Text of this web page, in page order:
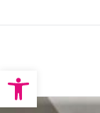
Open toolbar